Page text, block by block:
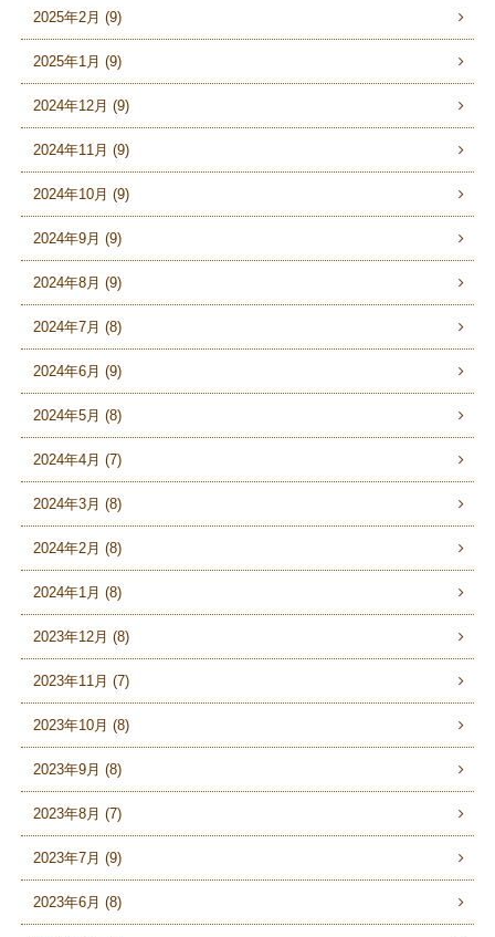
2025年2月 (9)
2025年1月 (9)
2024年12月 (9)
2024年11月 (9)
2024年10月 (9)
2024年9月 (9)
2024年8月 (9)
2024年7月 (8)
2024年6月 (9)
2024年5月 (8)
2024年4月 (7)
2024年3月 (8)
2024年2月 (8)
2024年1月 (8)
2023年12月 (8)
2023年11月 (7)
2023年10月 (8)
2023年9月 (8)
2023年8月 (7)
2023年7月 (9)
2023年6月 (8)